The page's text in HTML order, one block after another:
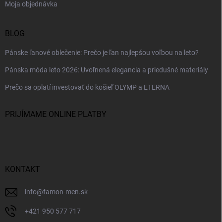
Moja objednávka
BLOG
Pánske ľanové oblečenie: Prečo je ľan najlepšou voľbou na leto?
Pánska móda leto 2026: Uvoľnená elegancia a priedušné materiály
Prečo sa oplatí investovať do košieľ OLYMP a ETERNA
PRIJÍMAME ONLINE PLATBY
KONTAKT
info@famon-men.sk
+421 950 577 717